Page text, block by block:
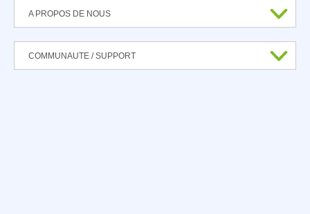
A PROPOS DE NOUS
COMMUNAUTE / SUPPORT